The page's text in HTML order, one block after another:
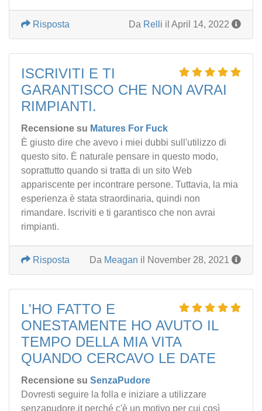
Da Relli il April 14, 2022
Risposta
ISCRIVITI E TI
GARANTISCO CHE NON AVRAI
RIMPIANTI.
Recensione su Matures For Fuck
È giusto dire che avevo i miei dubbi sull'utilizzo di
questo sito. È naturale pensare in questo modo,
soprattutto quando si tratta di un sito Web
appariscente per incontrare persone. Tuttavia, la mia
esperienza è stata straordinaria, quindi non
rimandare. Iscriviti e ti garantisco che non avrai
rimpianti.
Da Meagan il November 28, 2021
Risposta
L'HO FATTO E
ONESTAMENTE HO AVUTO IL
TEMPO DELLA MIA VITA
QUANDO CERCAVO LE DATE
Recensione su SenzaPudore
Dovresti seguire la folla e iniziare a utilizzare
senzapudore.it perché c'è un motivo per cui così